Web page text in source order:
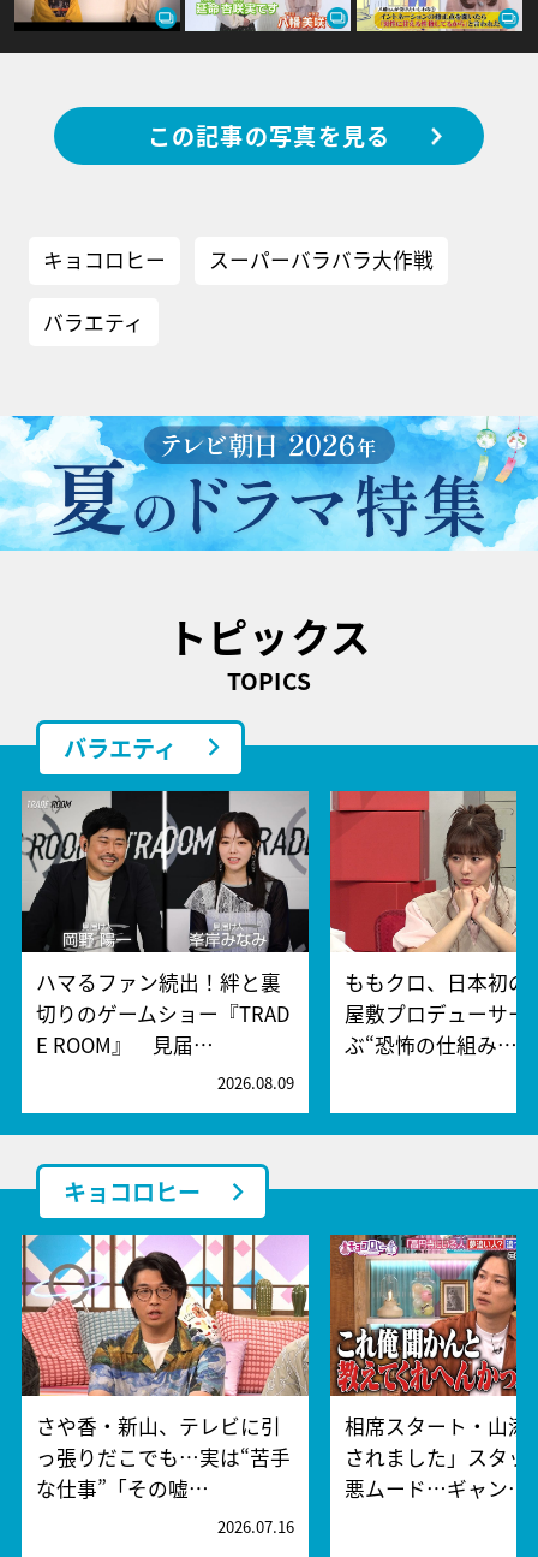
この記事の写真を見る
キョコロヒー スーパーバラバラ大作戦
バラエティ
トピックス
TOPICS
バラエティ
ハマるファン続出！絆と裏
切りのゲームショー『TRAD
E ROOM』 見届…
2026.08.09
ももクロ、日本初の
屋敷プロデューサー
ぶ“恐怖の仕組み…
キョコロヒー
さや香・新山、テレビに引
っ張りだこでも…実は“苦手
な仕事”「その嘘…
2026.07.16
相席スタート・山添
されました」スタッ
悪ムード…ギャン…